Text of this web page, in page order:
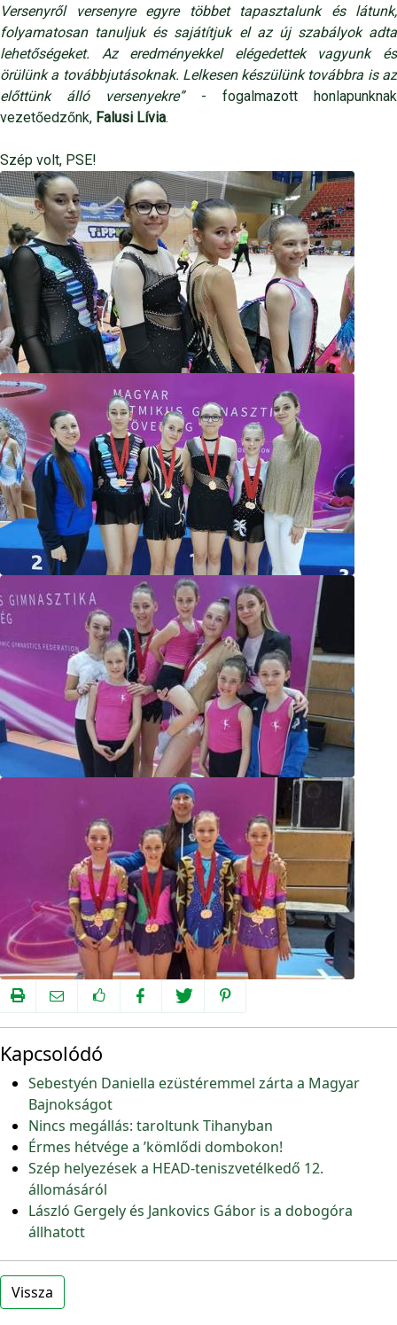
Versenyről versenyre egyre többet tapasztalunk és látunk,
folyamatosan tanuljuk és sajátítjuk el az új szabályok adta
lehetőségeket. Az eredményekkel elégedettek vagyunk és
örülünk a továbbjutásoknak. Lelkesen készülünk továbbra is az
előttünk álló versenyekre”- fogalmazott honlapunknak
vezetőedzőnk, Falusi Lívia.
Szép volt, PSE!
Kapcsolódó
Sebestyén Daniella ezüstéremmel zárta a Magyar
Bajnokságot
Nincs megállás: taroltunk Tihanyban
Érmes hétvége a ’kömlődi dombokon!
Szép helyezések a HEAD-teniszvetélkedő 12.
állomásáról
László Gergely és Jankovics Gábor is a dobogóra
állhatott
Vissza